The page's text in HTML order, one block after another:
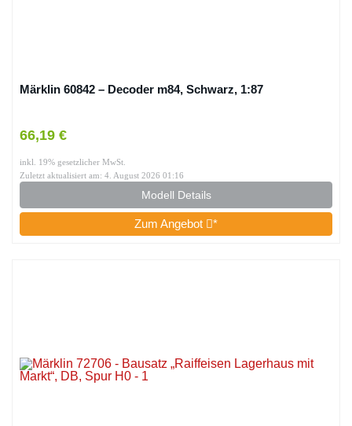
Märklin 60842 – Decoder m84, Schwarz, 1:87
66,19 €
inkl. 19% gesetzlicher MwSt.
Zuletzt aktualisiert am: 4. August 2026 01:16
Modell Details
Zum Angebot *